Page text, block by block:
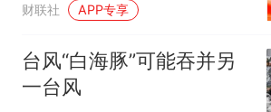
财联社 APP专享
台风“白海豚”可能吞并另
一台风